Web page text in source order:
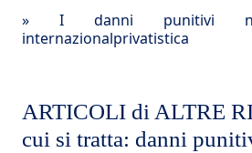
» I danni punitivi
internazionalprivatistica
ARTICOLI di ALTRE
cui si tratta: danni